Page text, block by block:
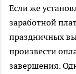
Если же
заработной
праздничных
произвести
завершения.